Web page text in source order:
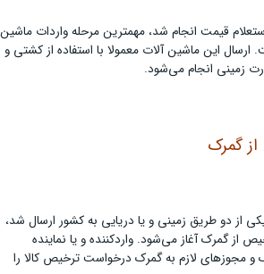
قیمت انجام شد، مهمترین مرحله واردات ماشین
این ماشین آلات معمولا با استفاده از کشتی و
زمینی انجام می‌شود.
گمرک
از دو طریق زمینی و یا دریایی به کشور ارسال شد،
از گمرک آغاز می‌شود. واردکننده و یا نماینده
و مجوزهای لازم به گمرک درخواست ترخیص کالا را